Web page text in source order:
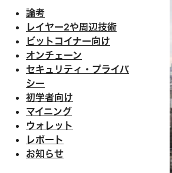
論考
レイヤー2や周辺技術
ビットコイナー向け
オンチェーン
セキュリティ・プライバ
シー
初学者向け
マイニング
ウォレット
レポート
お知らせ